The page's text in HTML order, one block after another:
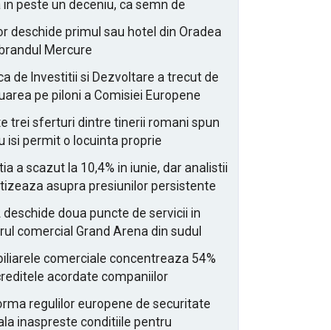
in peste un deceniu, ca semn de
deschide primul sau hotel din Oradea
Mercure
de Investitii si Dezvoltare a trecut de
pe piloni a Comisiei Europene
trei sferturi dintre tinerii romani spun
isi permit o locuinta proprie
a scazut la 10,4% in iunie, dar analistii
asupra presiunilor persistente
deschide doua puncte de servicii in
comercial Grand Arena din sudul
comerciale concentreaza 54%
acordate companiilor
regulilor europene de securitate
inaspreste conditiile pentru